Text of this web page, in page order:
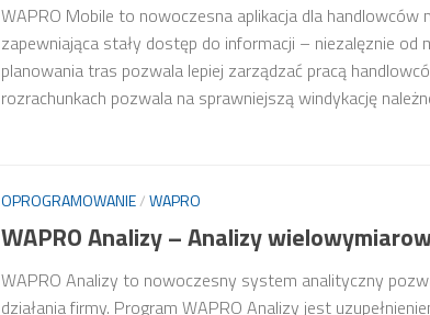
WAPRO Mobile to nowoczesna aplikacja dla handlowców
zapewniająca stały dostęp do informacji – niezalęznie
planowania tras pozwala lepiej zarządzać pracą
rozrachunkach pozwala na sprawniejszą windykację
OPROGRAMOWANIE/WAPRO
WAPRO Analizy – Analizy
WAPRO Analizy to nowoczesny system analityczny
działania firmy. Program WAPRO Analizy jest